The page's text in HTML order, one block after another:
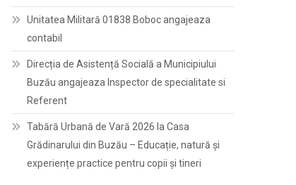
Unitatea Militară 01838 Boboc angajeaza
contabil
Direcția de Asistență Socială a Municipiului
Buzău angajeaza Inspector de specialitate si
Referent
Tabără Urbană de Vară 2026 la Casa
Grădinarului din Buzău – Educație, natură și
experiențe practice pentru copii și tineri